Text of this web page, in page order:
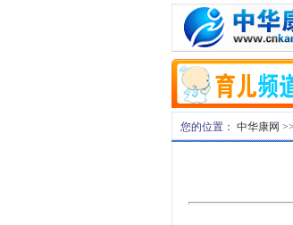
您的位置： 中华康网 >>